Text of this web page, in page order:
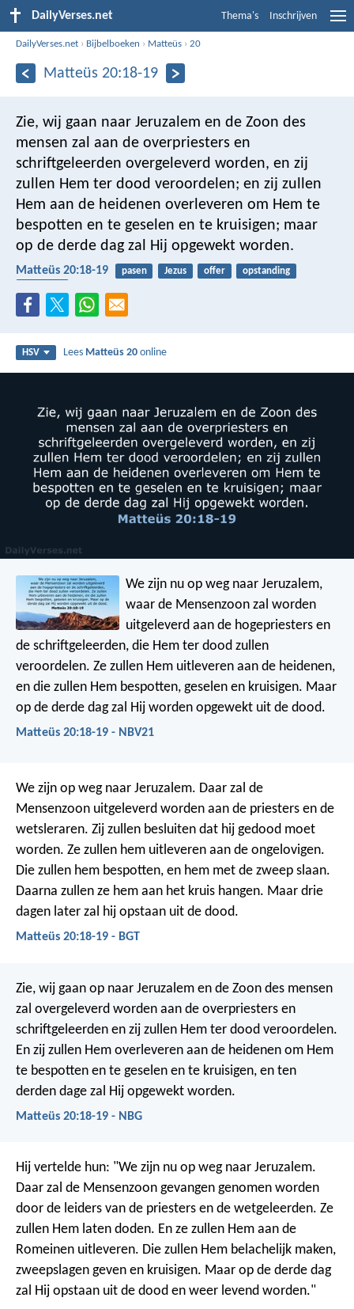
DailyVerses.net Thema's Inschrijven
DailyVerses.net › Bijbelboeken › Matteüs ›20
Matteüs 20:18-19
Zie, wij gaan naar Jeruzalem en de Zoon des
mensen zal aan de overpriesters en
schriftgeleerden overgeleverd worden, en zij
zullen Hem ter dood veroordelen; en zij zullen
Hem aan de heidenen overleveren om Hem te
bespotten en te geselen en te kruisigen; maar
op de derde dag zal Hij opgewekt worden.
Matteüs 20:18-19 pasen Jezus offer
opstanding
HSV Lees Matteüs 20 online
We zijn nu op weg naar Jeruzalem,
waar de Mensenzoon zal worden
uitgeleverd aan de hogepriesters en
de schriftgeleerden, die Hem ter dood zullen
veroordelen. Ze zullen Hem uitleveren aan de heidenen,
en die zullen Hem bespotten, geselen en kruisigen. Maar
op de derde dag zal Hij worden opgewekt uit de dood.
Matteüs 20:18-19 - NBV21
We zijn op weg naar Jeruzalem. Daar zal de
Mensenzoon uitgeleverd worden aan de priesters en de
wetsleraren. Zij zullen besluiten dat hij gedood moet
worden. Ze zullen hem uitleveren aan de ongelovigen.
Die zullen hem bespotten, en hem met de zweep slaan.
Daarna zullen ze hem aan het kruis hangen. Maar drie
dagen later zal hij opstaan uit de dood.
Matteüs 20:18-19 - BGT
Zie, wij gaan op naar Jeruzalem en de Zoon des mensen
zal overgeleverd worden aan de overpriesters en
schriftgeleerden en zij zullen Hem ter dood veroordelen.
En zij zullen Hem overleveren aan de heidenen om Hem
te bespotten en te geselen en te kruisigen, en ten
derden dage zal Hij opgewekt worden.
Matteüs 20:18-19 - NBG
Hij vertelde hun: "We zijn nu op weg naar Jeruzalem.
Daar zal de Mensenzoon gevangen genomen worden
door de leiders van de priesters en de wetgeleerden. Ze
zullen Hem laten doden. En ze zullen Hem aan de
Romeinen uitleveren. Die zullen Hem belachelijk maken,
zweepslagen geven en kruisigen. Maar op de derde dag
zal Hij opstaan uit de dood en weer levend worden."